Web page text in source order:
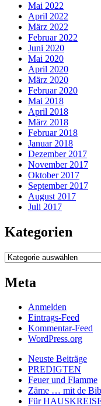
Mai 2022
April 2022
März 2022
Februar 2022
Juni 2020
Mai 2020
April 2020
März 2020
Februar 2020
Mai 2018
April 2018
März 2018
Februar 2018
Januar 2018
Dezember 2017
November 2017
Oktober 2017
September 2017
August 2017
Juli 2017
Kategorien
Kategorien
Meta
Anmelden
Eintrags-Feed
Kommentar-Feed
WordPress.org
Neuste Beiträge
PREDIGTEN
Feuer und Flamme
Zäme … mit de
Für